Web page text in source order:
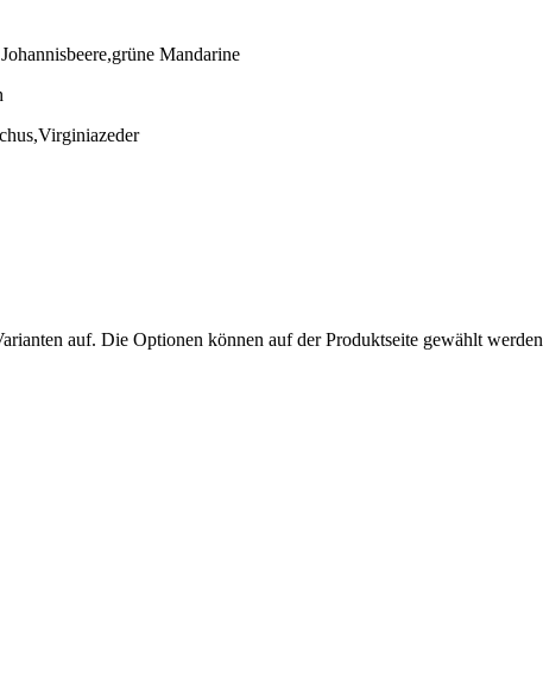
Mandarine
auf. Die Optionen können auf der Produktseite gewählt werden